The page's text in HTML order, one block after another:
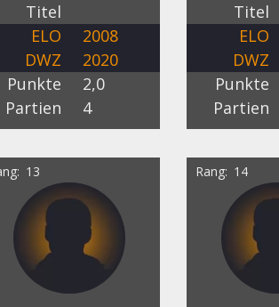
Titel
ELO
2008
DWZ
2020
Punkte
2,0
Partien
4
Titel
ELO
DWZ
Punkte
Partien
13 Rang 14